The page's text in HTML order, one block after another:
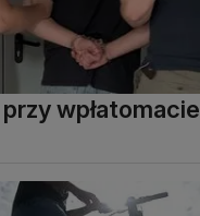
wpłatomacie